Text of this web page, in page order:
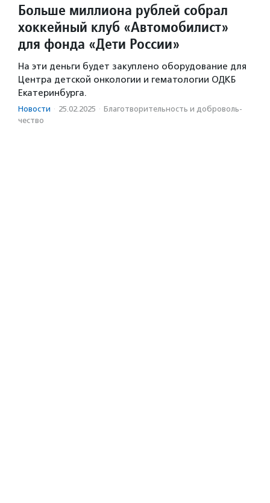
Больше миллиона рублей собрал
хоккейный клуб «Автомобилист»
для фонда «Дети России»
На эти деньги будет закуплено оборудование для
Центра детской онкологии и гематологии ОДКБ
Екатеринбурга.
Новости · 25.02.2025 · Благотвори­тель­ность и доброволь­
чест­во